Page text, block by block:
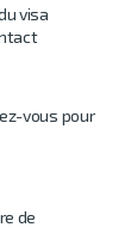
visa
vous pour
de